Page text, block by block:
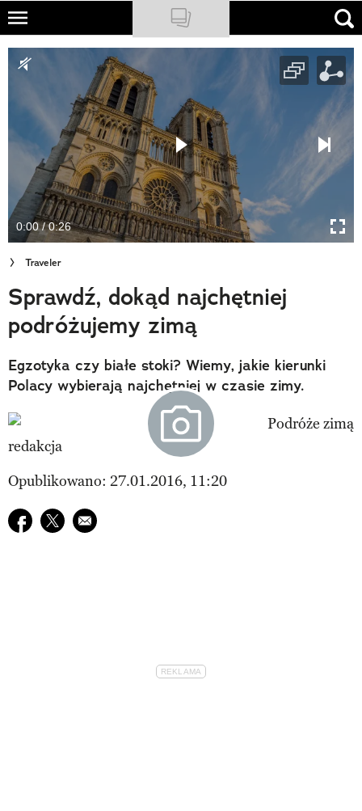
Skip
main
NATIONAL GEOGRAPHIC
PODCASTY
Sklep
Newsletter
Cuda Polski
Wielki Konkurs Fotograficzny
Trendbook Podróżniczy
Polecane
0:00 / 0:26
Traveler
Sprawdź, dokąd najchętniej
podróżujemy zimą
Egzotyka czy białe stoki? Wiemy, jakie kierunki
Polacy wybierają najchętniej w czasie zimy.
redakcja
Opublikowano: 27.01.2016, 11:20
Udostępnij na facebook
Udostępnij na twitter
E-mail do przyjaciela